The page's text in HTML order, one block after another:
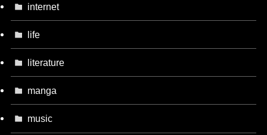
internet
life
literature
manga
music